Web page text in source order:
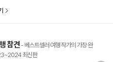
참견 - 베스트셀러 여행 작가의 가장 완
최신판